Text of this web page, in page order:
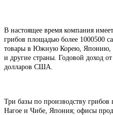
В настоящее время компания
грибов площадью более 1000500
товары в Южную Корею,
и другие страны. Годовой доход
долларов США.
Три базы по производству
Нагое и Чибе, Япония; офисы